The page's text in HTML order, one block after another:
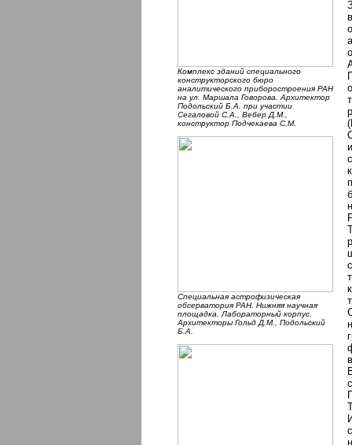
Комплекс зданий специального
конструкторского бюро
аналитического приборостроения РАН
на ул. Маршала Говорова. Архитектор
Подольский Б.А. при участии
Сегаловой С.А., Вебер Д.М.,
конструктор Подчекаева С.М.
Специальная астрофизическая
обсерватория РАН. Нижняя научная
площадка. Лабораторный корпус.
Архитекторы Гольд Д.М., Подольский
Б.А.